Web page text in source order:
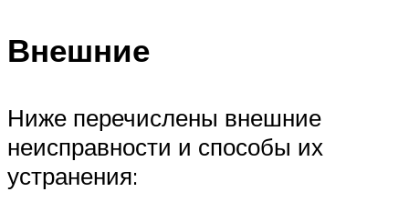
Внешние
Ниже перечислены внешние
неисправности и способы их
устранения: